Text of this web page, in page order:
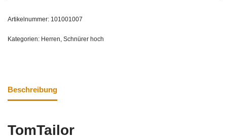
Artikelnummer: 101001007
Kategorien: Herren, Schnürer hoch
Beschreibung
TomTailor